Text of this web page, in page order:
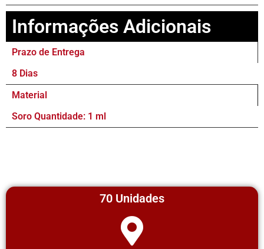
Informações Adicionais
Prazo de Entrega
8 Dias
Material
Soro Quantidade: 1 ml
70 Unidades